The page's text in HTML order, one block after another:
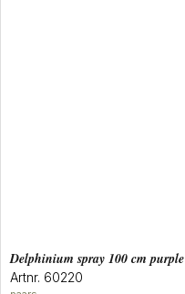
delphinium spray 100 cm purple
Artnr. 60220